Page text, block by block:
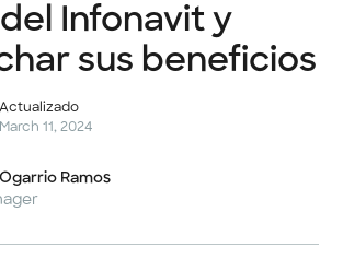
Infonavit y
sus beneficios
Actualizado
March 11, 2024
Ramos